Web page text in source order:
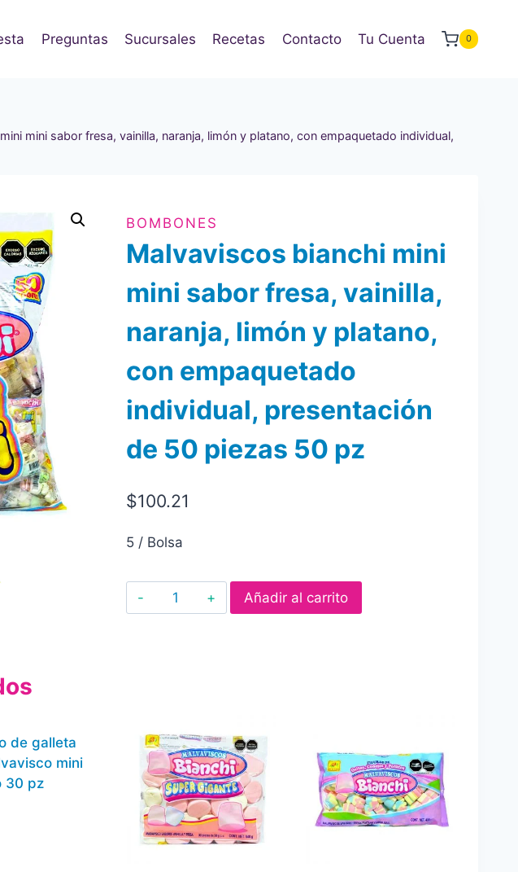
Preguntas Sucursales Recetas Contacto Tu Cuenta 0
mini sabor fresa, vainilla, naranja, limón y platano, con empaquetado individual,
BOMBONES
Malvaviscos bianchi mini
mini sabor fresa, vainilla,
naranja, limón y platano,
con empaquetado
individual, presentación
de 50 piezas 50 pz
$100.21
5 / Bolsa
Malvaviscos
bianchi
naranja,
limón
y
platano,
con
Añadir al carrito
de galleta
mini
30 pz